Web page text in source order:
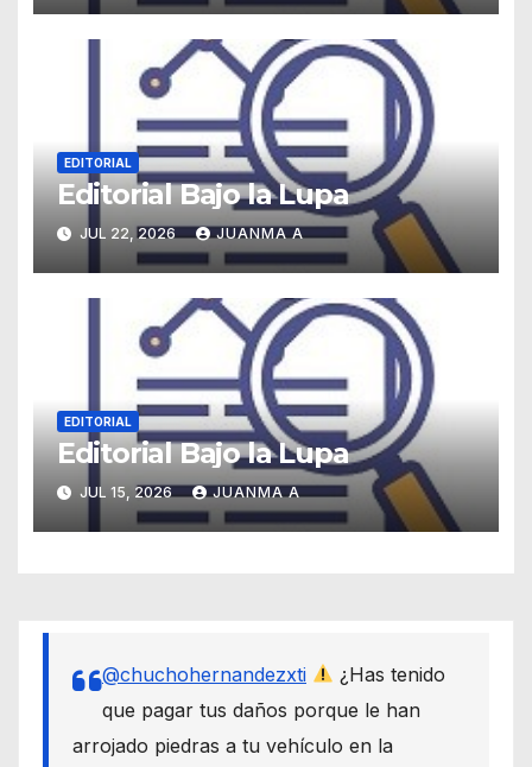
EDITORIAL
Editorial Bajo la Lupa
JUL 22, 2026 JUANMA A
EDITORIAL
Editorial Bajo la Lupa
JUL 15, 2026 JUANMA A
@chuchohernandezxti
¿Has tenido
que pagar tus daños porque le han
arrojado piedras a tu vehículo en la